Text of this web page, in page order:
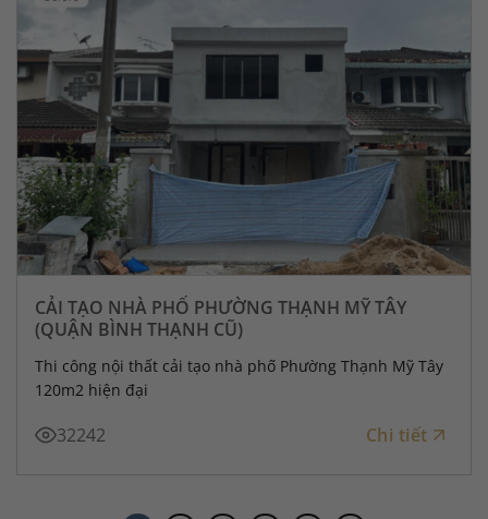
CẢI TẠO NHÀ PHỐ PHƯỜNG THẠNH MỸ TÂY
(QUẬN BÌNH THẠNH CŨ)
Thi công nội thất cải tạo nhà phố Phường Thạnh Mỹ Tây
120m2 hiện đại
32242 Chi tiết